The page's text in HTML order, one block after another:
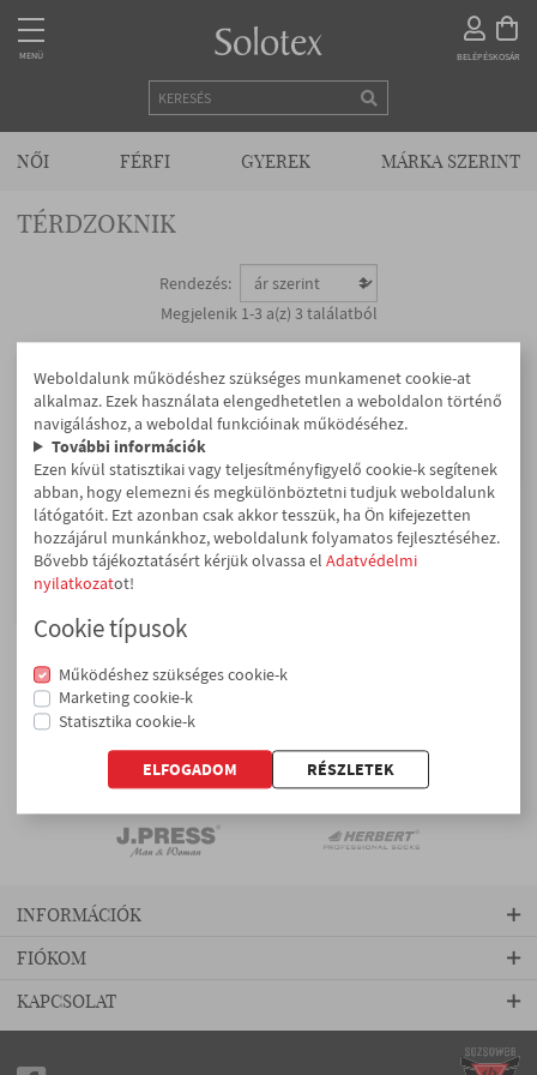
MENÜ BELÉPÉSKOSÁR
NŐI FÉRFI GYEREK MÁRKA SZERINT
MENÜ
KEZDŐLAP
KAPCSOLAT
VISZONTELADÓKNAK
NŐI
FÉRFI
Fehérneműk
Harisnyák
Zoknik
Titokzoknik
Bokazoknik
Térdzoknik
Bébizoknik
MÁRKA SZERINT
TÉRDZOKNIK
Megjelenik 1-3 a(z) 3 találatból
Rendezés:
Solotex
Bébi térdzokni
630 Ft
Solotex
Herbert gyerek térdzokni
780 Ft
Térdzoknik
Herbert felnőtt térdzokni
1 300 Ft
Rendezés:
KAPCSOLAT
INFORMÁCIÓK
FIÓKOM
Weboldalunk működéshez szükséges munkamenet cookie-at
alkalmaz. Ezek használata elengedhetetlen a weboldalon történő
navigáláshoz, a weboldal funkcióinak működéséhez.
További információk
Ezen kívül statisztikai vagy teljesítményfigyelő cookie-k segítenek
abban, hogy elemezni és megkülönböztetni tudjuk weboldalunk
látógatóit. Ezt azonban csak akkor tesszük, ha Ön kifejezetten
hozzájárul munkánkhoz, weboldalunk folyamatos fejlesztéséhez.
Bővebb tájékoztatásért kérjük olvassa el Adatvédelmi
nyilatkozatot!
Cookie típusok
Működéshez szükséges cookie-k
Marketing cookie-k
Statisztika cookie-k
ELFOGADOM